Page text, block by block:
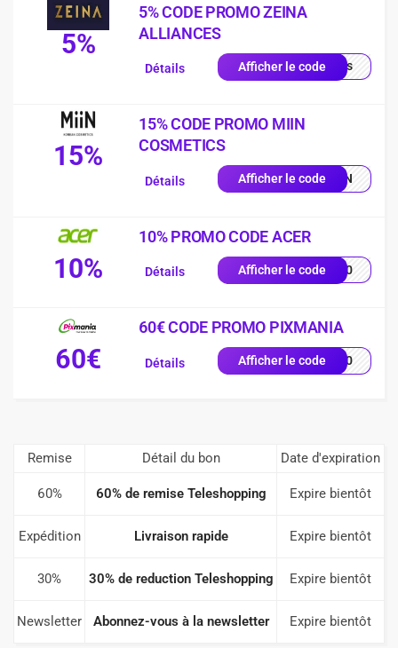
5%
5% CODE PROMO ZEINA
ALLIANCES
Afficher le codequis
Détails
15%
15% CODE PROMO MIIN
COSMETICS
Afficher le codeMIIN
Détails
10%
10% PROMO CODE ACER
Afficher le codeVE10
Détails
60€
60€ CODE PROMO PIXMANIA
Afficher le codeAL60
Détails
Remise Détail du bon Date d'expiration
60% 60% de remise Teleshopping Expire bientôt
Expédition Livraison rapide Expire bientôt
30% 30% de reduction Teleshopping Expire bientôt
Newsletter Abonnez-vous à la newsletter Expire bientôt